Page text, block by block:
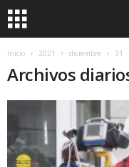
Inicio 2021 diciembre 31
Archivos